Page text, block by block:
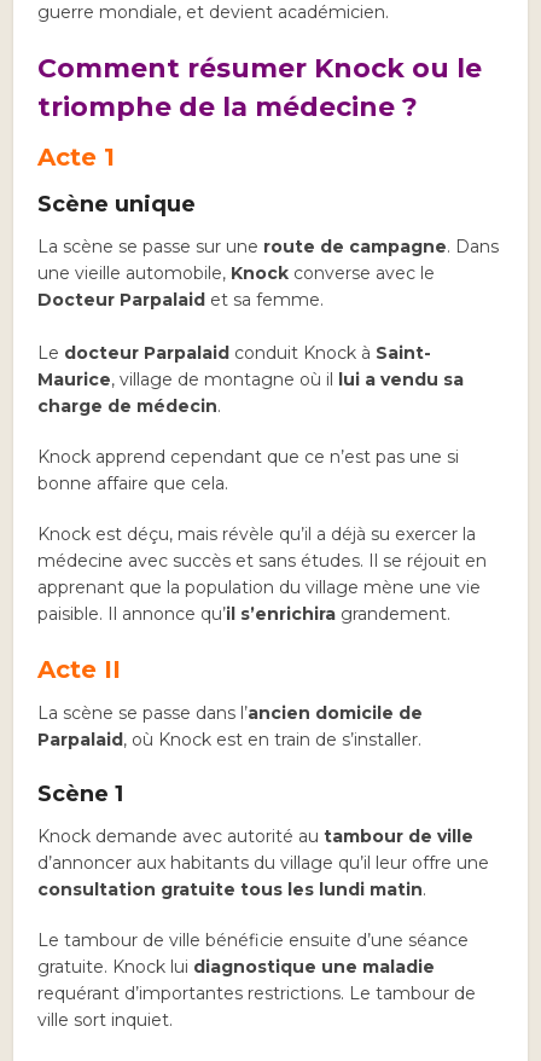
guerre mondiale, et devient académicien.
Comment résumer Knock ou le
triomphe de la médecine ?
Acte 1
Scène unique
La scène se passe sur une route de campagne. Dans
une vieille automobile, Knock converse avec le
Docteur Parpalaid et sa femme.
Le docteur Parpalaid conduit Knock à Saint-
Maurice, village de montagne où il lui a vendu sa
charge de médecin.
Knock apprend cependant que ce n’est pas une si
bonne affaire que cela.
Knock est déçu, mais révèle qu’il a déjà su exercer la
médecine avec succès et sans études. Il se réjouit en
apprenant que la population du village mène une vie
paisible. Il annonce qu’il s’enrichira grandement.
Acte II
La scène se passe dans l’ancien domicile de
Parpalaid, où Knock est en train de s’installer.
Scène 1
Knock demande avec autorité autambour de ville
d’annoncer aux habitants du village qu’il leur offre une
consultation gratuite tous les lundi matin.
Le tambour de ville bénéficie ensuite d’une séance
gratuite. Knock lui diagnostique une maladie
requérant d’importantes restrictions. Le tambour de
ville sort inquiet.